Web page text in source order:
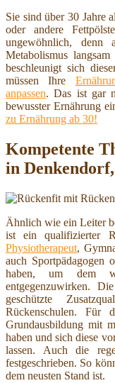
Sie sind über 30 Jahre
oder andere
ungewöhnlich,
Metabolismus
beschleunigt sich
müssen Ihre
anpassen. Das ist gar
bewusster Ernährung
zu Ernährung ab 30!
Kompetente
in
Ähnlich wie ein Leiter
ist ein qualifizierter
Physiotherapeut,
auch Sportpädagogen
haben, um dem
entgegenzuwirken.
geschützte
Rückenschulen. Für
Grundausbildung mit
haben und sich diese
lassen. Auch die
festgeschrieben. So
dem neusten Stand ist.